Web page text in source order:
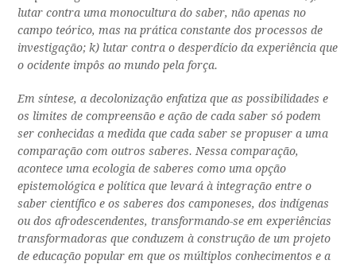
lutar contra uma monocultura do saber, não apenas no
campo teórico, mas na prática constante dos processos de
investigação; k) lutar contra o desperdício da experiência que
o ocidente impôs ao mundo pela força.
Em síntese, a decolonização enfatiza que as possibilidades e
os limites de compreensão e ação de cada saber só podem
ser conhecidas a medida que cada saber se propuser a uma
comparação com outros saberes. Nessa comparação,
acontece uma ecologia de saberes como uma opção
epistemológica e política que levará à integração entre o
saber científico e os saberes dos camponeses, dos indígenas
ou dos afrodescendentes, transformando-se em experiências
transformadoras que conduzem à construção de um projeto
de educação popular em que os múltiplos conhecimentos e a